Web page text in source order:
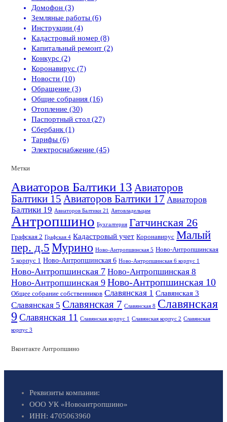
Домофон (3)
Земляные работы (6)
Инструкции (4)
Кадастровый номер (8)
Капитальный ремонт (2)
Конкурс (2)
Коронавирус (7)
Новости (10)
Обращение (3)
Общие собрания (16)
Отопление (30)
Паспортный стол (27)
Сбербанк (1)
Тарифы (6)
Электроснабжение (45)
Метки
Авиаторов Балтики 13 Авиаторов
Балтики 15 Авиаторов Балтики 17 Авиаторов
Балтики 19 Авиаторов Балтики 21 Автовладельцам
Антропшино Бухгалтерия Гатчинская 26
Графская 2 Графская 4 Кадастровый учет Коронавирус Малый
пер. д.5Мурино Ново-Антропшинская 5 Ново-Антропшинская
5 корпус 1 Ново-Антропшинская 6 Ново-Антропшинская 6 корпус 1
Ново-Антропшинская 7 Ново-Антропшинская 8
Ново-Антропшинская 9 Ново-Антропшинская 10
Общее собрание собственников Славянская 1 Славянская 3
Славянская 5 Славянская 7 Славянская 8 Славянская
9 Славянская 11 Славянская корпус 1 Славянская корпус 2 Славянская
корпус 3
Вконтакте Антропшино
Реквизиты компании:
ООО УК «Новоантропшино»
ИНН: 4705063960